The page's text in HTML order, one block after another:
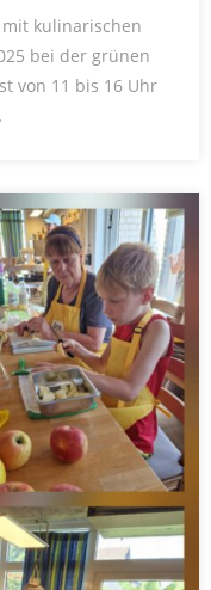
kulinarischen
bei der grünen
von 11 bis 16 Uhr